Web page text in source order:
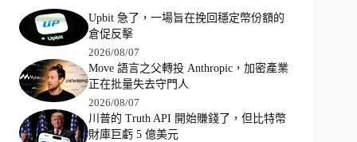
Upbit 急了，一場旨在挽回穩定幣份額的
倉促反擊
2026/08/07
Move 語言之父轉投 Anthropic，加密產業
正在批量失去守門人
2026/08/07
川普的 Truth API 開始賺錢了，但比特幣
財庫巨虧 5 億美元